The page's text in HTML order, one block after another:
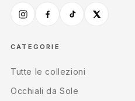
CATEGORIE
Tutte le collezioni
Occhiali da Sole